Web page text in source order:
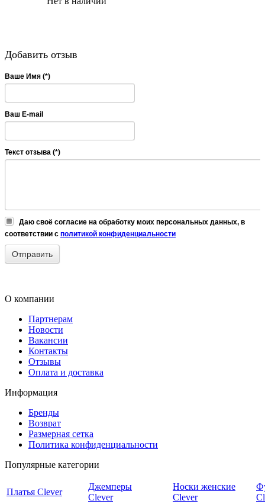
Добавить отзыв
Ваше Имя (*)
Ваш E-mail
Текст отзыва (*)
Даю своё согласие на обработку моих персональных данных, в
соответствии с политикой конфиденциальности
О компании
Партнерам
Новости
Вакансии
Контакты
Отзывы
Оплата и доставка
Информация
Бренды
Возврат
Размерная сетка
Политика конфиденциальности
Популярные категории
Платья Clever
Джемперы
Clever
Носки женские
Clever